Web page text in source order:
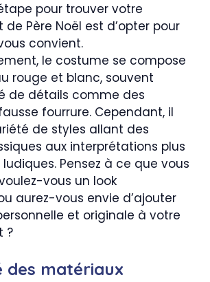
pour trouver votre
Père Noël est d’opter pour
convient.
le costume se compose
rouge et blanc, souvent
de détails comme des
fourrure. Cependant, il
de styles allant des
aux interprétations plus
Pensez à ce que vous
vous un look
aurez-vous envie d’ajouter
et originale à votre
?
des matériaux